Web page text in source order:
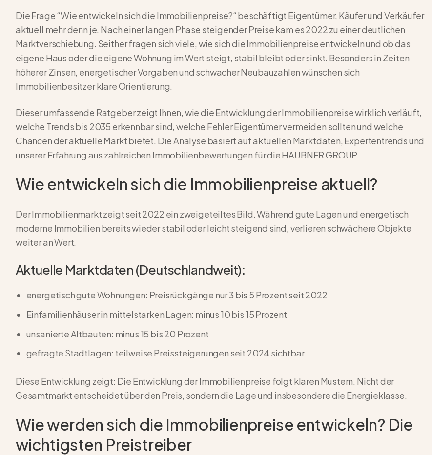
Die Frage “Wie entwickeln sich die Immobilienpreise?“ beschäftigt Eigentümer, Käufer und Verkäufer
aktuell mehr denn je. Nach einer langen Phase steigender Preise kam es 2022 zu einer deutlichen
Marktverschiebung. Seither fragen sich viele, wie sich die Immobilienpreise entwickeln und ob das
eigene Haus oder die eigene Wohnung im Wert steigt, stabil bleibt oder sinkt. Besonders in Zeiten
höherer Zinsen, energetischer Vorgaben und schwacher Neubauzahlen wünschen sich
Immobilienbesitzer klare Orientierung.
Dieser umfassende Ratgeber zeigt Ihnen, wie die Entwicklung der Immobilienpreise wirklich verläuft,
welche Trends bis 2035 erkennbar sind, welche Fehler Eigentümer vermeiden sollten und welche
Chancen der aktuelle Markt bietet. Die Analyse basiert auf aktuellen Marktdaten, Expertentrends und
unserer Erfahrung aus zahlreichen Immobilienbewertungen für die HAUBNER GROUP.
Wie entwickeln sich die Immobilienpreise aktuell?
Der Immobilienmarkt zeigt seit 2022 ein zweigeteiltes Bild. Während gute Lagen und energetisch
moderne Immobilien bereits wieder stabil oder leicht steigend sind, verlieren schwächere Objekte
weiter an Wert.
Aktuelle Marktdaten (Deutschlandweit):
energetisch gute Wohnungen: Preisrückgänge nur 3 bis 5 Prozent seit 2022
Einfamilienhäuser in mittelstarken Lagen: minus 10 bis 15 Prozent
unsanierte Altbauten: minus 15 bis 20 Prozent
gefragte Stadtlagen: teilweise Preissteigerungen seit 2024 sichtbar
Diese Entwicklung zeigt: Die Entwicklung der Immobilienpreise folgt klaren Mustern. Nicht der
Gesamtmarkt entscheidet über den Preis, sondern die Lage und insbesondere die Energieklasse.
Wie werden sich die Immobilienpreise entwickeln? Die
wichtigsten Preistreiber